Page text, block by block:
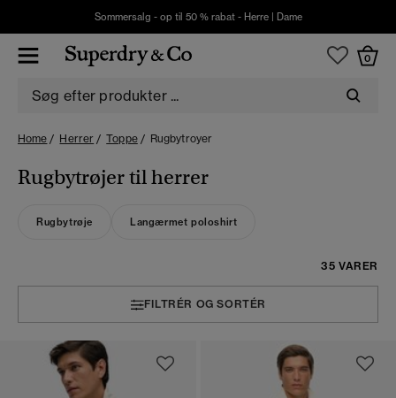
Sommersalg - op til 50 % rabat - Herre| Dame
0
Home Herrer Toppe Rugbytroyer
Rugbytrøjer til herrer
Rugbytrøje Langærmet poloshirt
35 VARER
FILTRÉR OG SORTÉR